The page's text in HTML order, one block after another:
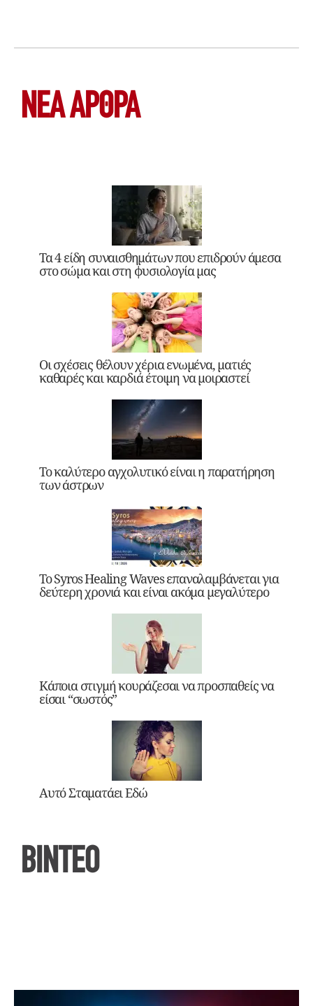
ΝΕΑ ΆΡΘΡΑ
Τα 4 είδη συναισθημάτων που επιδρούν άμεσα
στο σώμα και στη φυσιολογία μας
Οι σχέσεις θέλουν χέρια ενωμένα, ματιές
καθαρές και καρδιά έτοιμη να μοιραστεί
Το καλύτερο αγχολυτικό είναι η παρατήρηση
των άστρων
Το Syros Healing Waves επαναλαμβάνεται για
δεύτερη χρονιά και είναι ακόμα μεγαλύτερο
Κάποια στιγμή κουράζεσαι να προσπαθείς να
είσαι “σωστός”
Αυτό Σταματάει Εδώ
ΒΙΝΤΕΟ